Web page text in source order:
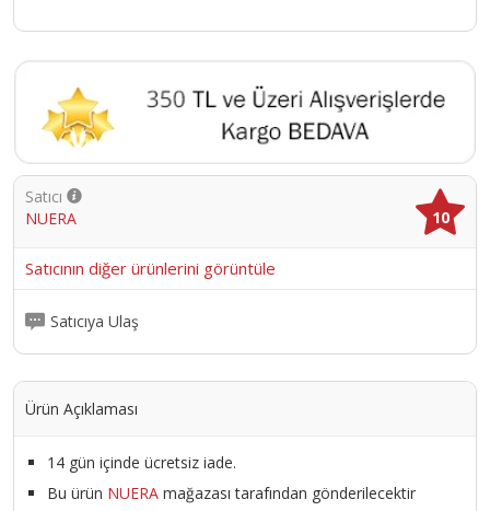
Satıcı
NUERA
10
Satıcının diğer ürünlerini görüntüle
Satıcıya Ulaş
Ürün Açıklaması
14 gün içinde ücretsiz iade.
Bu ürün NUERA mağazası tarafından gönderilecektir